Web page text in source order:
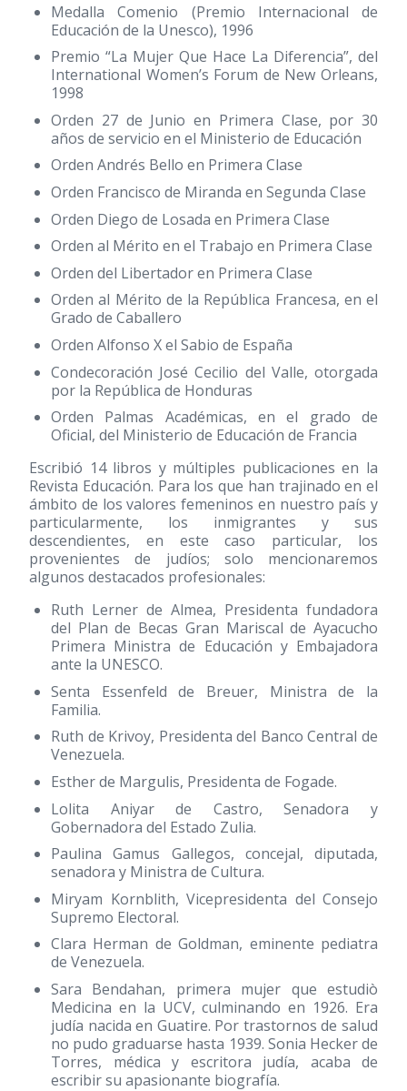
Medalla Comenio (Premio Internacional de
Educación de la Unesco), 1996
Premio “La Mujer Que Hace La Diferencia”, del
International Women’s Forum de New Orleans,
1998
Orden 27 de Junio en Primera Clase, por 30
años de servicio en el Ministerio de Educación
Orden Andrés Bello en Primera Clase
Orden Francisco de Miranda en Segunda Clase
Orden Diego de Losada en Primera Clase
Orden al Mérito en el Trabajo en Primera Clase
Orden del Libertador en Primera Clase
Orden al Mérito de la República Francesa, en el
Grado de Caballero
Orden Alfonso X el Sabio de España
Condecoración José Cecilio del Valle, otorgada
por la República de Honduras
Orden Palmas Académicas, en el grado de
Oficial, del Ministerio de Educación de Francia
Escribió 14 libros y múltiples publicaciones en la
Revista Educación. Para los que han trajinado en el
ámbito de los valores femeninos en nuestro país y
particularmente, los inmigrantes y sus
descendientes, en este caso particular, los
provenientes de judíos; solo mencionaremos
algunos destacados profesionales:
Ruth Lerner de Almea, Presidenta fundadora
del Plan de Becas Gran Mariscal de Ayacucho
Primera Ministra de Educación y Embajadora
ante la UNESCO.
Senta Essenfeld de Breuer, Ministra de la
Familia.
Ruth de Krivoy, Presidenta del Banco Central de
Venezuela.
Esther de Margulis, Presidenta de Fogade.
Lolita Aniyar de Castro, Senadora y
Gobernadora del Estado Zulia.
Paulina Gamus Gallegos, concejal, diputada,
senadora y Ministra de Cultura.
Miryam Kornblith, Vicepresidenta del Consejo
Supremo Electoral.
Clara Herman de Goldman, eminente pediatra
de Venezuela.
Sara Bendahan, primera mujer que estudiò
Medicina en la UCV, culminando en 1926. Era
judía nacida en Guatire. Por trastornos de salud
no pudo graduarse hasta 1939. Sonia Hecker de
Torres, médica y escritora judía, acaba de
escribir su apasionante biografía.